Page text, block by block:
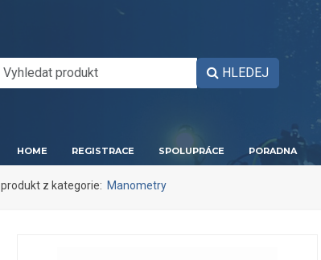
HLEDEJ
HOME REGISTRACE SPOLUPRÁCE PORADNA
produkt z kategorie: Manometry